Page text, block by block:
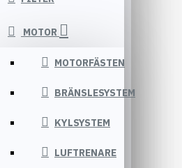
MOTOR
MOTORFÄSTEN
BRÄNSLESYSTEM
KYLSYSTEM
LUFTRENARE